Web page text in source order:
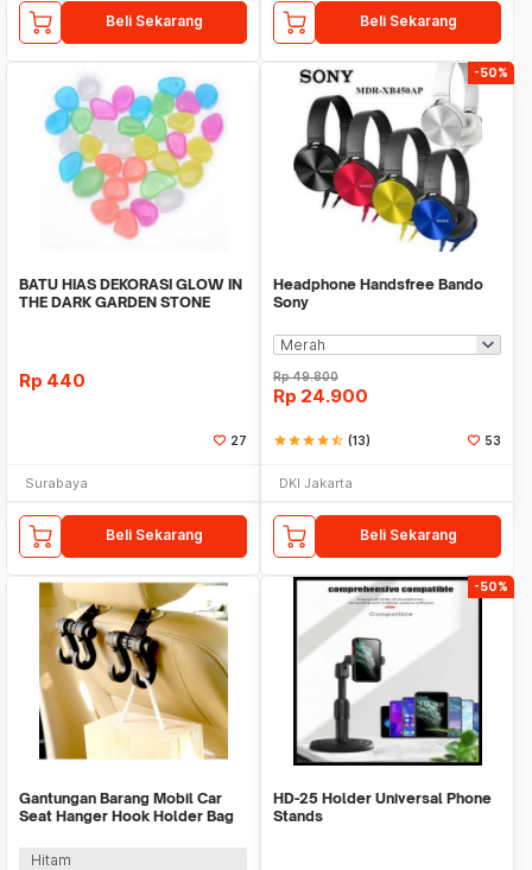
Beli Sekarang Beli Sekarang
BATU HIAS DEKORASI GLOW IN
THE DARK GARDEN STONE
Rp 440
27
Surabaya
Beli Sekarang
-50%
Headphone Handsfree Bando
Sony
Rp49.800
Rp 24.900
starstarstarstarstar_half (13) 53
DKI Jakarta
Beli Sekarang
Gantungan Barang Mobil Car
Seat Hanger Hook Holder Bag
Hitam
-50%
HD-25 Holder Universal Phone
Stands